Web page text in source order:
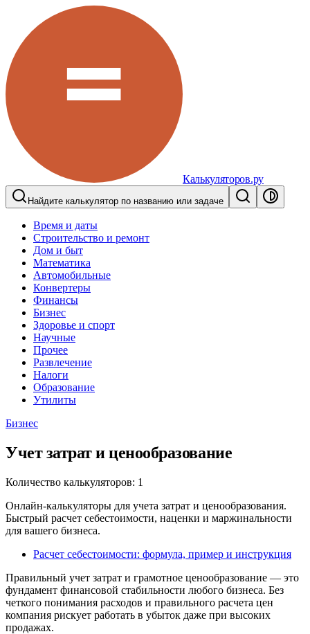
Калькуляторов.ру
Найдите калькулятор по названию или задаче
Время и даты
Строительство и ремонт
Дом и быт
Математика
Автомобильные
Конвертеры
Финансы
Бизнес
Здоровье и спорт
Научные
Прочее
Развлечение
Налоги
Образование
Утилиты
Бизнес
Учет затрат и ценообразование
Количество калькуляторов: 1
Онлайн-калькуляторы для учета затрат и ценообразования.
Быстрый расчет себестоимости, наценки и маржинальности
для вашего бизнеса.
Расчет себестоимости: формула, пример и инструкция
Правильный учет затрат и грамотное ценообразование — это
фундамент финансовой стабильности любого бизнеса. Без
четкого понимания расходов и правильного расчета цен
компания рискует работать в убыток даже при высоких
продажах.